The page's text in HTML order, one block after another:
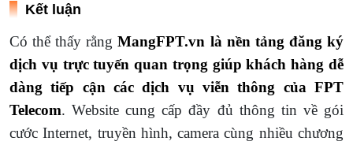
Kết luận
Có thể thấy rằngMangFPT.vn là nền tảng đăng ký
dịch vụ trực tuyến quan trọng giúp khách hàng dễ
dàng tiếp cận các dịch vụ viễn thông của FPT
Telecom. Website cung cấp đầy đủ thông tin về gói
cước Internet, truyền hình, camera cùng nhiều chương